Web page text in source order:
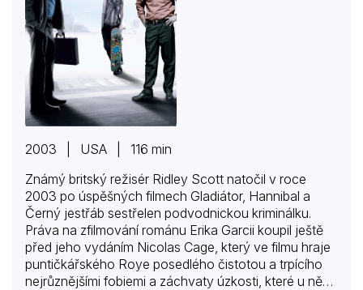
2003 | USA | 116 min
Známý britský režisér Ridley Scott natočil v roce
2003 po úspěšných filmech Gladiátor, Hannibal a
Černý jestřáb sestřelen podvodnickou kriminálku.
Práva na zfilmování románu Erika Garcii koupil ještě
před jeho vydáním Nicolas Cage, který ve filmu hraje
puntičkářského Roye posedlého čistotou a trpícího
nejrůznějšími fobiemi a záchvaty úzkosti, které u něho